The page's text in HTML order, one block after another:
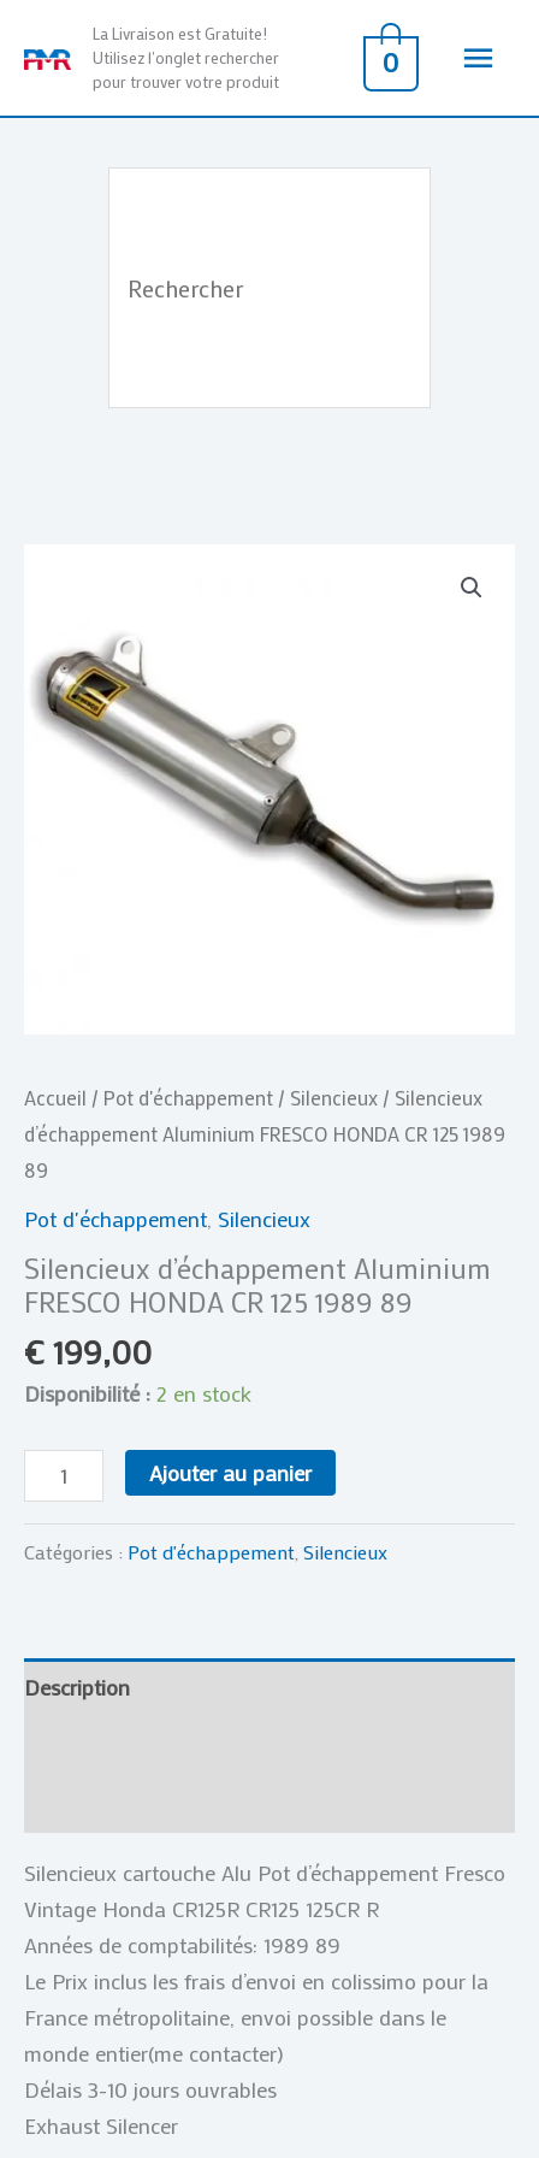
La Livraison est Gratuite!
Utilisez l'onglet rechercher
pour trouver votre produit
0
Accueil / Pot d'échappement / Silencieux / Silencieux
d’échappement Aluminium FRESCO HONDA CR 125 1989
89
Pot d'échappement, Silencieux
Silencieux d’échappement Aluminium
FRESCO HONDA CR 125 1989 89
€199,00
Disponibilité : 2 en stock
Silencieux
d'échappement
Aluminium
FRESCO
Ajouter au panier
Catégories : Pot d'échappement, Silencieux
Description
Silencieux cartouche Alu Pot d’échappement Fresco
Vintage Honda CR125R CR125 125CR R
Années de comptabilités: 1989 89
Le Prix inclus les frais d’envoi en colissimo pour la
France métropolitaine, envoi possible dans le
monde entier(me contacter)
Délais 3-10 jours ouvrables
Exhaust Silencer